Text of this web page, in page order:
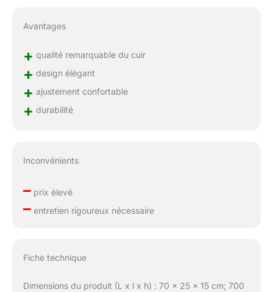
Avantages
+ qualité remarquable du cuir
+ design élégant
+ ajustement confortable
+ durabilité
Inconvénients
–prix élevé
–entretien rigoureux nécessaire
Fiche technique
Dimensions du produit (L x l x h) : 70 x 25 x 15 cm; 700